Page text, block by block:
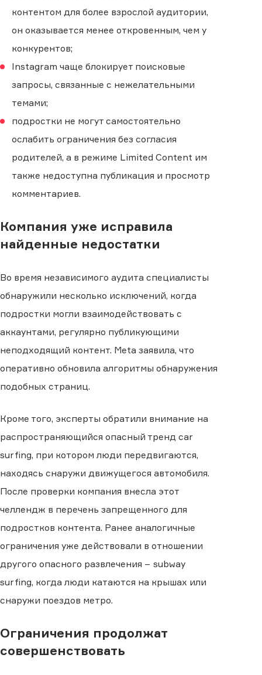
контентом для более взрослой аудитории,
он оказывается менее откровенным, чем у
конкурентов;
Instagram чаще блокирует поисковые
запросы, связанные с нежелательными
темами;
подростки не могут самостоятельно
ослабить ограничения без согласия
родителей, а в режиме Limited Content им
также недоступна публикация и просмотр
комментариев.
Компания уже исправила
найденные недостатки
Во время независимого аудита специалисты
обнаружили несколько исключений, когда
подростки могли взаимодействовать с
аккаунтами, регулярно публикующими
неподходящий контент. Meta заявила, что
оперативно обновила алгоритмы обнаружения
подобных страниц.
Кроме того, эксперты обратили внимание на
распространяющийся опасный тренд car
surfing, при котором люди передвигаются,
находясь снаружи движущегося автомобиля.
После проверки компания внесла этот
челлендж в перечень запрещенного для
подростков контента. Ранее аналогичные
ограничения уже действовали в отношении
другого опасного развлечения − subway
surfing, когда люди катаются на крышах или
снаружи поездов метро.
Ограничения продолжат
совершенствовать